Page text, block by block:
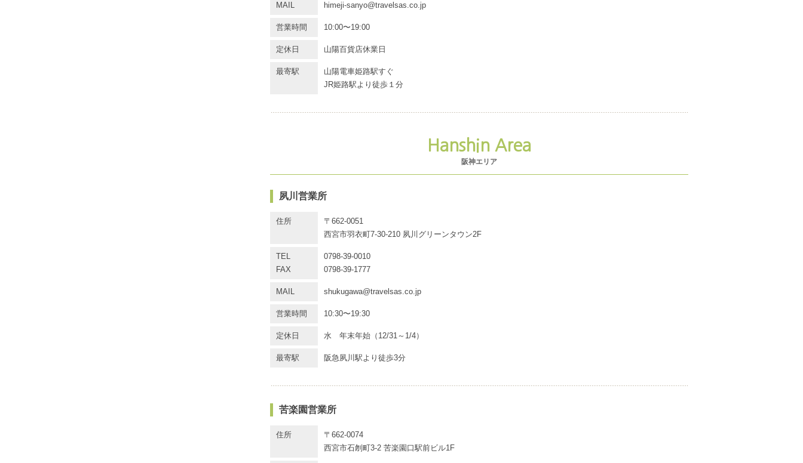
MAIL himeji-sanyo@travelsas.co.jp
営業時間 10:00〜19:00
定休日 山陽百貨店休業日
最寄駅
山陽電車姫路駅すぐ
JR姫路駅より徒歩１分
Hanshin Area
阪神エリア
夙川営業所
住所
〒662-0051
西宮市羽衣町7-30-210 夙川グリーンタウン2F
TEL
FAX
0798-39-0010
0798-39-1777
MAIL shukugawa@travelsas.co.jp
営業時間 10:30〜19:30
定休日 水 年末年始（12/31～1/4）
最寄駅 阪急夙川駅より徒歩3分
苦楽園営業所
住所
〒662-0074
西宮市石刎町3-2 苦楽園口駅前ビル1F